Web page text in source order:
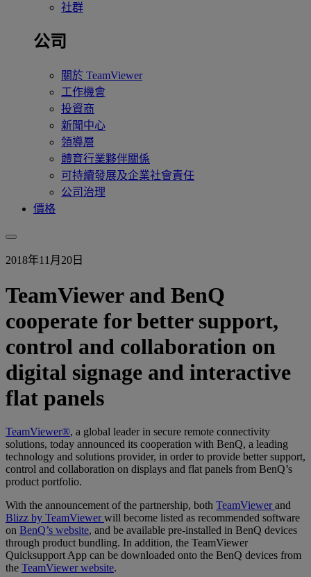
社群
公司
關於 TeamViewer
工作機會
投資商
新聞中心
領導層
體育行業夥伴關係
可持續發展及企業社會責任
公司治理
價格
2018年11月20日
TeamViewer and BenQ
cooperate for better support,
control and collaboration on
digital signage and interactive
flat panels
TeamViewer®, a global leader in secure remote connectivity
solutions, today announced its cooperation with BenQ, a leading
technology and solutions provider, in order to provide better support,
control and collaboration on displays and flat panels from BenQ’s
product portfolio.
With the announcement of the partnership, both TeamViewerand
Blizz by TeamViewerwill become listed as recommended software
on BenQ’s website, and be available pre-installed in BenQ devices
through product bundling. In addition, the TeamViewer
Quicksupport App can be downloaded onto the BenQ devices from
the TeamViewer website.